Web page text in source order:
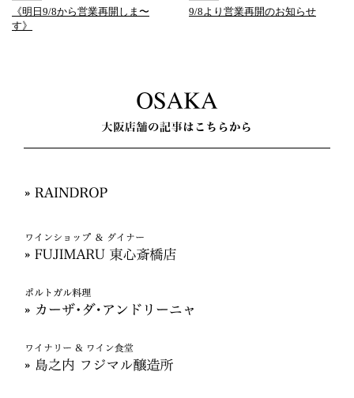
《明日9/8から営業再開しま〜
す》
9/8より営業再開のお知らせ